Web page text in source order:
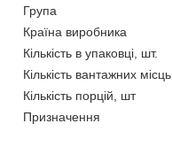
Група
Країна виробника
Кількість в упаковці, шт.
Кількість вантажних місць
Кількість порцій, шт
Призначення